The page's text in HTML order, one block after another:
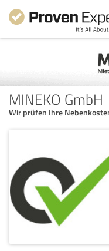
MINEKO GmbH
Wir prüfen Ihre